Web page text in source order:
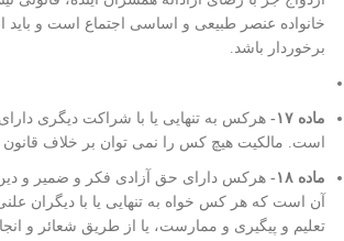
خانواده عنصر طبیعی و اساسی اجتماع است و باید
برخوردار باشد.
ماده ۱۷-
هرکس به تنهایی یا با شراکت دیگری
است. مالکیت هیچ کس را نمی توان بر خلاف
ماده ۱۸-
هرکس دارای حق آزادی فکر و ضمیر و
آن است که هر کس خواه به تنهایی یا با دیگران
تعلیم و پیگیری و ممارست، یا از طریق شعائر و